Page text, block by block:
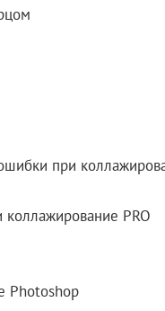
при
PRO
Photoshop